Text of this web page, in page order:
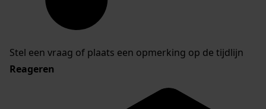
Stel een vraag of plaats een opmerking op de tijdlijn
Reageren